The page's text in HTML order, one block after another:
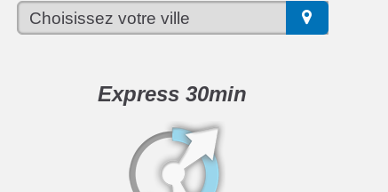
Express 30min